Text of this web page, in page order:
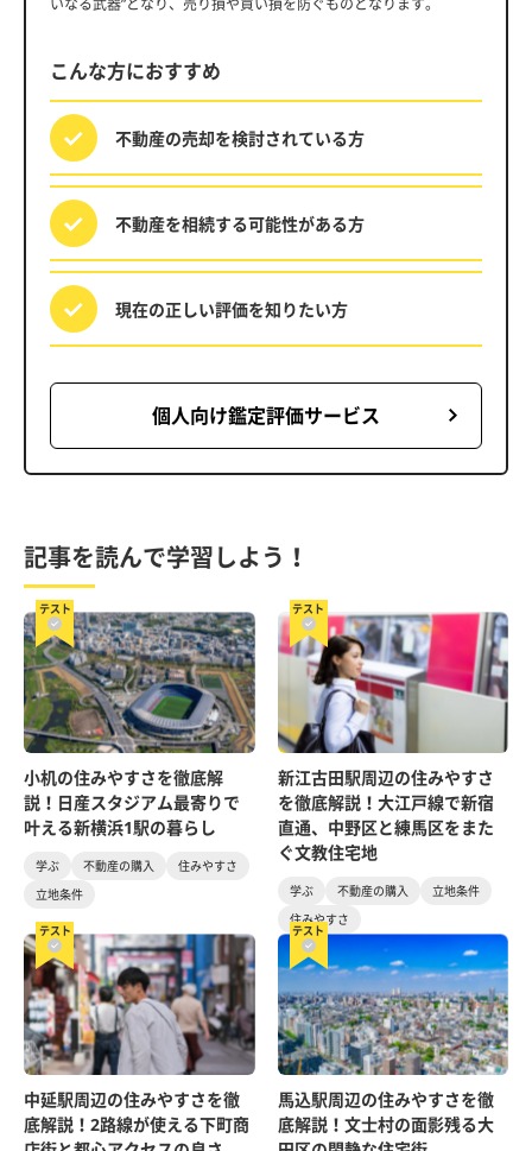
いなる武器”となり、売り損や買い損を防ぐものとなります。
こんな方におすすめ
不動産の売却を検討されている方
不動産を相続する可能性がある方
現在の正しい評価を知りたい方
個人向け鑑定評価サービス
記事を読んで学習しよう！
テスト
小机の住みやすさを徹底解
説！日産スタジアム最寄りで
叶える新横浜1駅の暮らし
学ぶ 不動産の購入
住みやすさ
立地条件
テスト
新江古田駅周辺の住みやすさ
を徹底解説！大江戸線で新宿
直通、中野区と練馬区をまた
ぐ文教住宅地
学ぶ 不動産の購入
立地条件
住みやすさ
テスト
中延駅周辺の住みやすさを徹
底解説！2路線が使える下町商
テスト
馬込駅周辺の住みやすさを徹
底解説！文士村の面影残る大